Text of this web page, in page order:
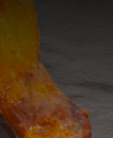
Arome Delicioase,
Perfecte Pentru
Relaxare